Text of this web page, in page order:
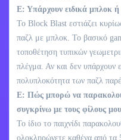
Ε: Υπάρχουν ειδικά μπλοκ
Το Block Blast εστιάζει
παζλ με μπλοκ. Το βασικό
τοποθέτηση τυπικών
πλέγμα. Αν και δεν υπάρχουν
πολυπλοκότητα των παζλ
Ε: Πώς μπορώ να
συγκρίνω με τους φίλους
Το ίδιο το παιχνίδι
ολοκληρώνετε καθένα από τα